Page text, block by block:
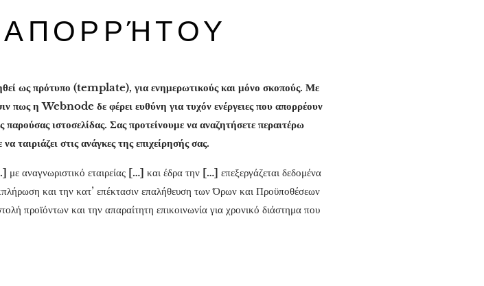
ΑΠΟΡΡΉΤΟΥ
ως πρότυπο (template), για ενημερωτικούς και μόνο σκοπούς. Με
πως η Webnode δε φέρει ευθύνη για τυχόν ενέργειες που απορρέουν
ιστοσελίδας. Σας προτείνουμε να αναζητήσετε περαιτέρω
στις ανάγκες της επιχείρησής σας.
με αναγνωριστικό εταιρείας […] και έδρα την […] επεξεργάζεται δεδομένα
και την κατ’ επέκτασιν επαλήθευση των Όρων και Προϋποθέσεων
προϊόντων και την απαραίτητη επικοινωνία για χρονικό διάστημα που